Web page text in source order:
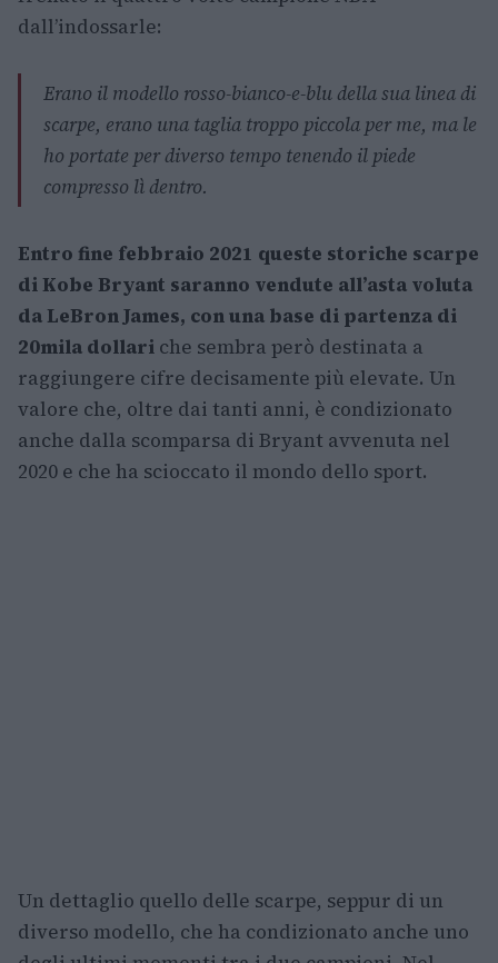
dall’indossarle:
Erano il modello rosso-bianco-e-blu della sua linea di
scarpe, erano una taglia troppo piccola per me, ma le
ho portate per diverso tempo tenendo il piede
compresso lì dentro.
Entro fine febbraio 2021 queste storiche scarpe
di Kobe Bryant saranno vendute all’asta voluta
da LeBron James, con una base di partenza di
20mila dollari che sembra però destinata a
raggiungere cifre decisamente più elevate. Un
valore che, oltre dai tanti anni, è condizionato
anche dalla scomparsa di Bryant avvenuta nel
2020 e che ha scioccato il mondo dello sport.
Un dettaglio quello delle scarpe, seppur di un
diverso modello, che ha condizionato anche uno